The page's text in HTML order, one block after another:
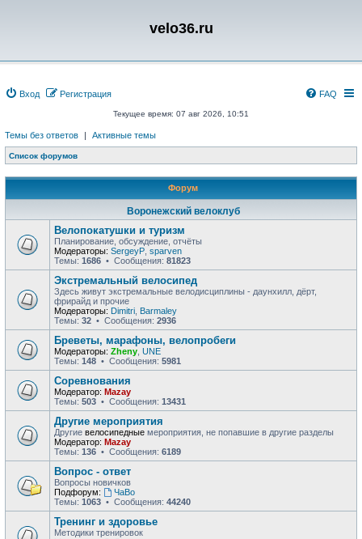
velo36.ru
Вход Регистрация FAQ
Текущее время: 07 авг 2026, 10:51
Темы без ответов | Активные темы
Список форумов
Форум
Воронежский велоклуб
Велопокатушки и туризм
Планирование, обсуждение, отчёты
Модераторы: SergeyP sparven
Темы: 1686 • Сообщения: 81823
Экстремальный велосипед
Здесь живут экстремальные велодисциплины - даунхилл, дёрт,
фрирайд и прочие
Модераторы: Dimitri Barmaley
Темы: 32 • Сообщения: 2936
Бреветы, марафоны, велопробеги
Модераторы: Zheny UNE
Темы: 148 • Сообщения: 5981
Соревнования
Модератор: Mazay
Темы: 503 • Сообщения: 13431
Другие мероприятия
Другие велосипедные мероприятия, не попавшие в другие разделы
Модератор: Mazay
Темы: 136 • Сообщения: 6189
Вопрос - ответ
Вопросы новичков
Подфорум:
ЧаВо
Темы: 1063 • Сообщения: 44240
Тренинг и здоровье
Методики тренировок